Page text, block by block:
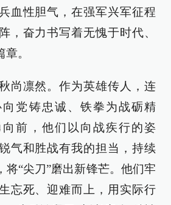
血性胆气，在强军兴军征程
，奋力书写着无愧于时代、
。
尚凛然。作为英雄传人，连
党铸忠诚、铁拳为战砺精
前，他们以向战疾行的姿
气和胜战有我的担当，持续
将“尖刀”磨出新锋芒。他们牢
忘死、迎难而上，用实际行